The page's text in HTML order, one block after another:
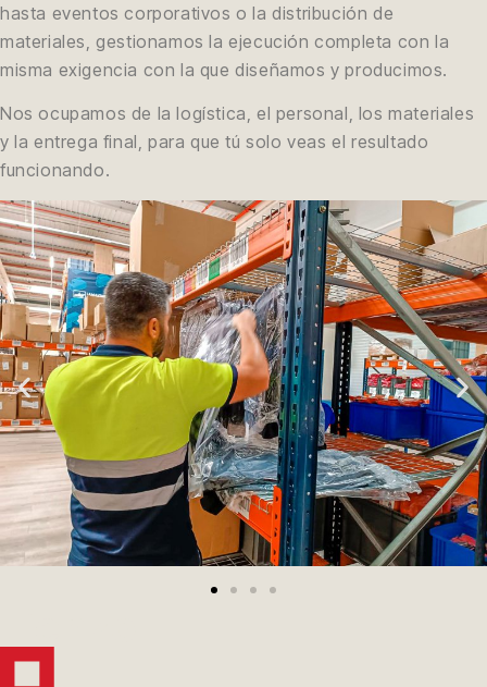
hasta eventos corporativos o la distribución de
materiales, gestionamos la ejecución completa con la
misma exigencia con la que diseñamos y producimos.
Nos ocupamos de la logística, el personal, los materiales
y la entrega final, para que tú solo veas el resultado
funcionando.